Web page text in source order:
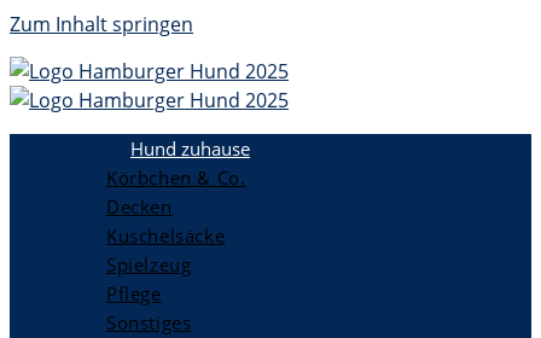
Zum Inhalt springen
Hund zuhause
Körbchen & Co.
Decken
Kuschelsäcke
Spielzeug
Pflege
Sonstiges